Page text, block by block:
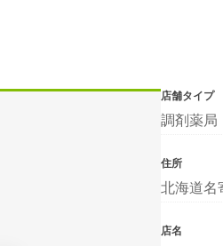
店舗タイプ
調剤薬局
住所
北海道名
店名